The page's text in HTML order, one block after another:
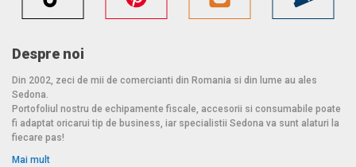
Doua casti
Despre noi
Din 2002, zeci de mii de comercianti din Romania si din lume au ales
Sedona.
Portofoliul nostru de echipamente fiscale, accesorii si consumabile poate
fi adaptat oricarui tip de business, iar specialistii Sedona va sunt alaturi la
fiecare pas!
Mai mult